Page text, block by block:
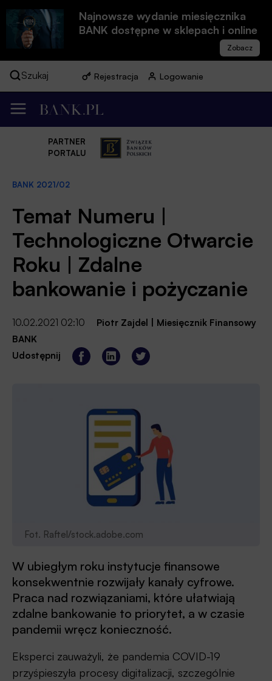
Najnowsze wydanie miesięcznika
BANK dostępne w sklepach i online
Szukaj Rejestracja Logowanie
PARTNER
PORTALU
BANK 2021/02
Temat Numeru |
Technologiczne Otwarcie
Roku | Zdalne
bankowanie i pożyczanie
10.02.2021 02:10 Piotr Zajdel
Miesięcznik Finansowy
BANK
Udostępnij
Fot. Raftel/stock.adobe.com
W ubiegłym roku instytucje finansowe
konsekwentnie rozwijały kanały cyfrowe.
Praca nad rozwiązaniami, które ułatwiają
zdalne bankowanie to priorytet, a w czasie
pandemii wręcz konieczność.
Eksperci zauważyli, że pandemia COVID-19
przyśpieszyła procesy digitalizacji, szczególnie